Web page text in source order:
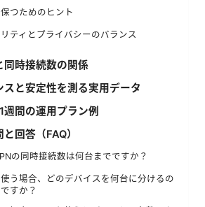
つためのヒント
ティとプライバシーのバランス
同時接続数の関係
スと安定性を測る実用データ
週間の運用プラン例
回答（FAQ）
の同時接続数は何台までですか？
う場合、どのデバイスを何台に分けるの
すか？